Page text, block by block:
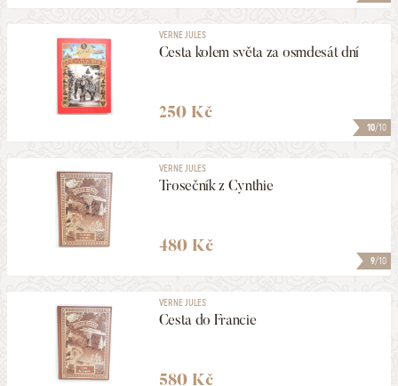
10/10
VERNE JULES
Cesta kolem světa za osmdesát dní
250 Kč
9/10
VERNE JULES
Trosečník z Cynthie
480 Kč
VERNE JULES
Cesta do Francie
580 Kč